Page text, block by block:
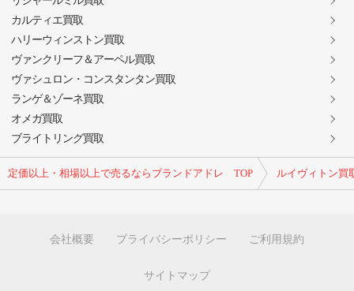
定価以上・相場以上で売るならブランドアドレ TOP ルイヴィトン買
カルティエ買取
ハリーウィンストン買取
ヴァンクリーフ＆アーペル買取
ヴァシュロン・コンスタンタン買取
ランゲ＆ゾーネ買取
オメガ買取
ブライトリング買取
会社概要 プライバシーポリシー ご利用規約
サイトマップ